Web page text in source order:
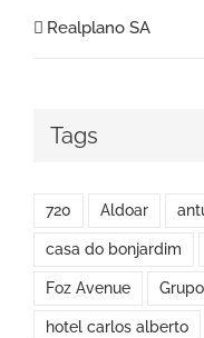
Realplano SA
Tags
720 Aldoar
casa do bonjardim
Foz Avenue
hotel carlos alberto